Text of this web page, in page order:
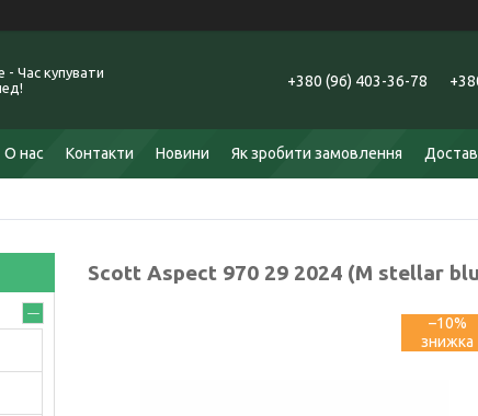
- Час купувати
+380 (96) 403-36-78
О нас Контакти Новини Як зробити замовлення
Scott Aspect 970 29 2024 (M stellar
–10%